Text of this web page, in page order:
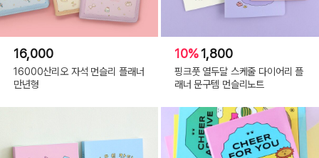
16,000
16000산리오 자석 먼슬리 플래너
만년형
10%1,800
핑크풋 열두달 스케줄 다이어리 플
래너 문구템 먼슬리노트